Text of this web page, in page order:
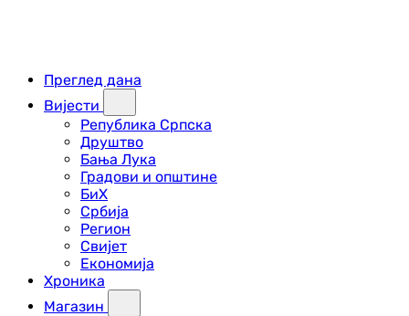
Преглед дана
Вијести
Република Српска
Друштво
Бања Лука
Градови и општине
БиХ
Србија
Регион
Свијет
Економија
Хроника
Магазин